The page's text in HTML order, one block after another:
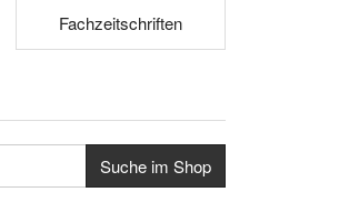
Fachzeitschriften
Suche im Shop